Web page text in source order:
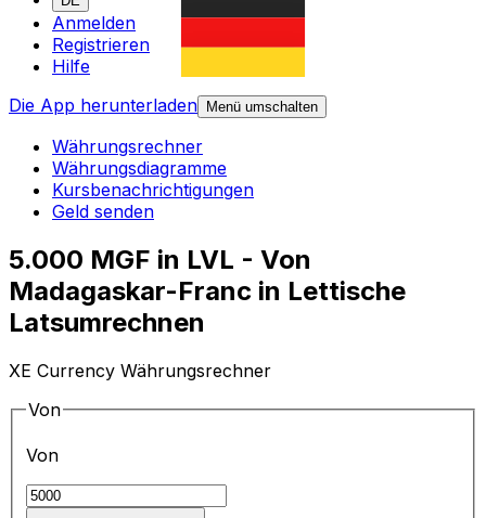
Anmelden
Registrieren
Hilfe
Die App herunterladen
Menü umschalten
Währungsrechner
Währungsdiagramme
Kursbenachrichtigungen
Geld senden
5.000 MGF in LVL - Von
Madagaskar-Franc in Lettische
Latsumrechnen
XE Currency Währungsrechner
Von
Von